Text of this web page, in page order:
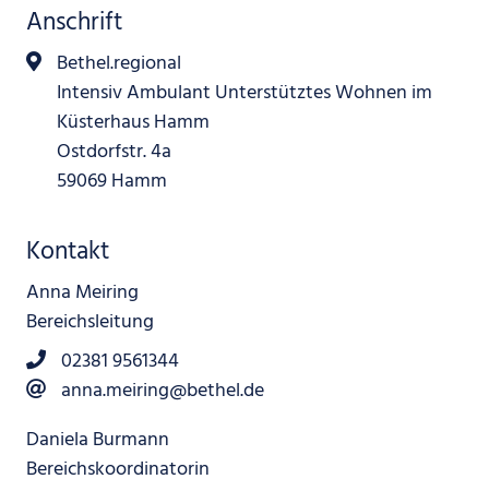
Anschrift
Bethel.regional
Intensiv Ambulant Unterstütztes Wohnen im
Küsterhaus Hamm
Ostdorfstr. 4a
59069 Hamm
Kontakt
Anna Meiring
Bereichsleitung
02381 9561344
anna.meiring@bethel.de
Daniela Burmann
Bereichskoordinatorin